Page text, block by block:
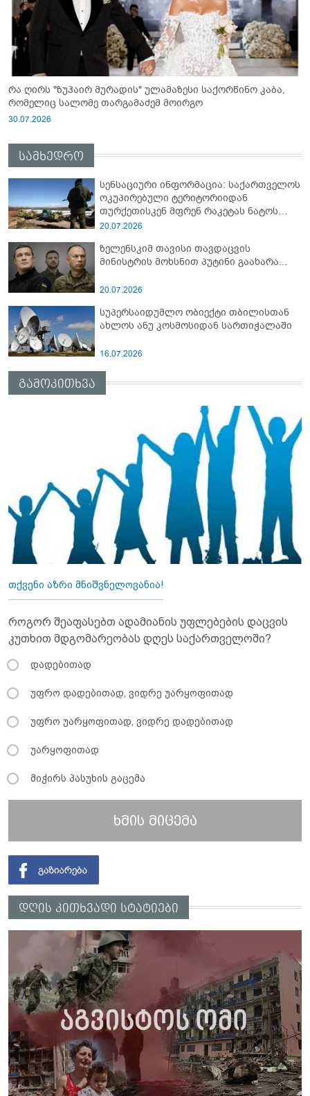
რა ღირს "ზუჰაირ მურადის" ულამაზესი საქორწინო კაბა,
რომელიც სალომე თარგამაძემ მოირგო
30.07.2026
სამხედრო
სენსაციური ინფორმაცია: საქართველოს
ოკუპირებული ტერიტორიიდან
თურქეთისკენ მფრენ რაკეტას ნატოს
სამიტი კინაღამ ჩაუშლია
20.07.2026
ზელენსკიმ თავისი თავდაცვის
მინისტრის მოხსნით პუტინი გაახარა...
20.07.2026
სუპერსაიდუმლო ობიექტი თბილისთან
ახლოს ანუ კოსმოსიდან სართიჭალაში
16.07.2026
გამოკითხვა
თქვენი აზრი მნიშვნელოვანია!
როგორ შეაფასებთ ადამიანის უფლებების დაცვის
კუთხით მდგომარეობას დღეს საქართველოში?
დადებითად
უფრო დადებითად, ვიდრე უარყოფითად
უფრო უარყოფითად, ვიდრე დადებითად
უარყოფითად
მიჭირს პასუხის გაცემა
ხმის მიცემა
დღის კითხვადი სტატიები